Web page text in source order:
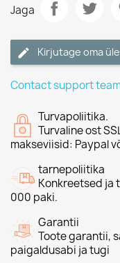
Jaga
Kirjutage oma
Contact support
Turvapoliitika.
Turvaline ost
makseviisid: Paypal
tarnepoliitika
Konkreetsed ja
000 paki.
Garantii
Toote garantii,
paigaldusabi ja tugi